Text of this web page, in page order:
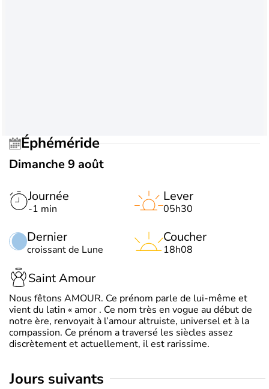
Éphéméride
Dimanche 9 août
Journée
-1 min
Dernier
croissant de Lune
Lever
05h30
Coucher
18h08
Saint Amour
Nous fêtons AMOUR. Ce prénom parle de lui-même et
vient du latin « amor . Ce nom très en vogue au début de
notre ère, renvoyait à l’amour altruiste, universel et à la
compassion. Ce prénom a traversé les siècles assez
discrètement et actuellement, il est rarissime.
jours suivants